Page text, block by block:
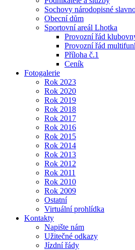
Sochovy národopisné
Obecní dům
Sportovní areál Lhotka
Provozní řád
Provozní řád
Příloha č.1
Ceník
Fotogalerie
Rok 2023
Rok 2020
Rok 2019
Rok 2018
Rok 2017
Rok 2016
Rok 2015
Rok 2014
Rok 2013
Rok 2012
Rok 2011
Rok 2010
Rok 2009
Ostatní
Virtuální prohlídka
Kontakty
Napište nám
Užitečné odkazy
Jízdní řády